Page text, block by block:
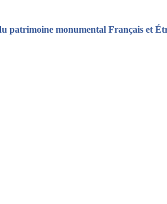
patrimoine monumental Français et